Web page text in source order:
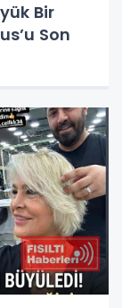
Bir
Son